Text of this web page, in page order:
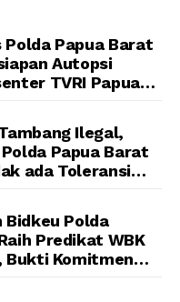
Polda Papua Barat
Autopsi
TVRI Papua
Telah
Ilegal,
Papua Barat
ada Toleransi
Polda
Predikat WBK
Bukti Komitmen